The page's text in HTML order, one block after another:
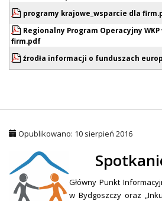
programy krajowe_wsparcie dla
Regionalny Program Operacyjny
firm.pdf
źrodła informacji o funduszach
Opublikowano: 10 sierpień 2016
Główny Punkt
w Bydgoszczy oraz